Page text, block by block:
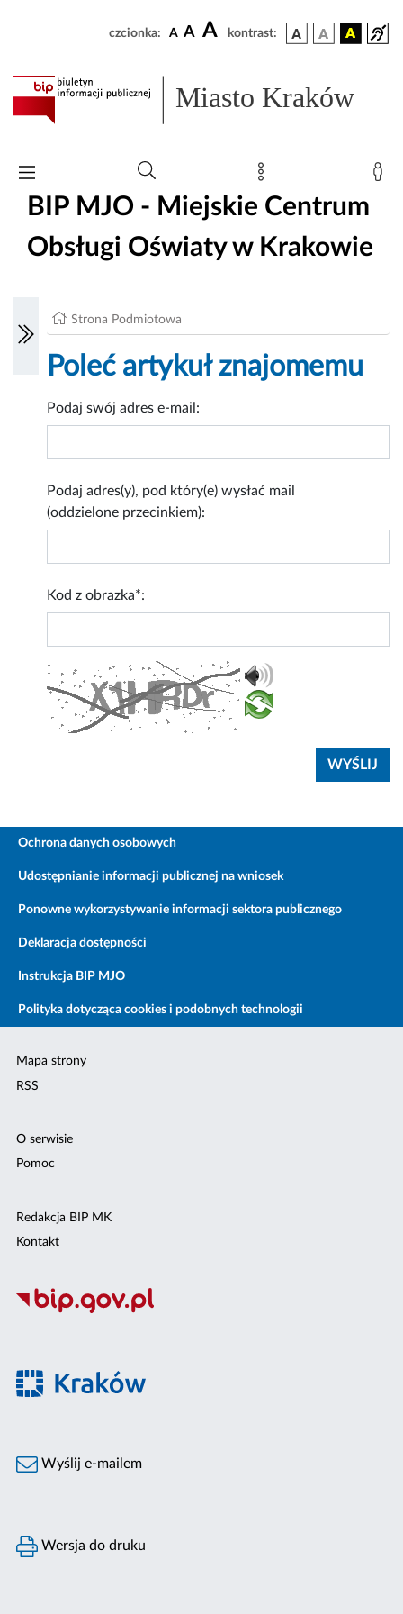
czcionka: A A A kontrast:
Miasto Kraków
BIP MJO - Miejskie Centrum
Obsługi Oświaty w Krakowie
Strona Podmiotowa
Poleć artykuł znajomemu
Podaj swój adres e-mail:
Podaj adres(y), pod który(e) wysłać mail
(oddzielone przecinkiem):
Kod z obrazka*:
Ochrona danych osobowych
Udostępnianie informacji publicznej na wniosek
Ponowne wykorzystywanie informacji sektora publicznego
Deklaracja dostępności
Instrukcja BIP MJO
Polityka dotycząca cookies i podobnych technologii
Mapa strony
RSS
O serwisie
Pomoc
Redakcja BIP MK
Kontakt
Wyślij e-mailem
Wersja do druku